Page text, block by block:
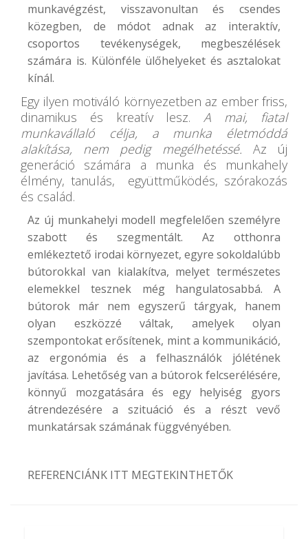
munkavégzést, visszavonultan és csendes
közegben, de módot adnak az interaktív,
csoportos tevékenységek, megbeszélések
számára is. Különféle ülőhelyeket és asztalokat
kínál.
Egy ilyen motiváló környezetben az ember friss,
dinamikus és kreatív lesz.A mai, fiatal
munkavállaló célja, a munka életmóddá
alakítása, nem pedig megélhetéssé. Az új
generáció számára a munka és munkahely
élmény, tanulás, együttműködés, szórakozás
és család.
Az új munkahelyi modell megfelelően személyre
szabott és szegmentált. Az otthonra
emlékeztető irodai környezet, egyre sokoldalúbb
bútorokkal van kialakítva, melyet természetes
elemekkel tesznek még hangulatosabbá. A
bútorok már nem egyszerű tárgyak, hanem
olyan eszközzé váltak, amelyek olyan
szempontokat erősítenek, mint a kommunikáció,
az ergonómia és a felhasználók jólétének
javítása. Lehetőség van a bútorok felcserélésére,
könnyű mozgatására és egy helyiség gyors
átrendezésére a szituáció és a részt vevő
munkatársak számának függvényében.
REFERENCIÁNK ITT MEGTEKINTHETŐK